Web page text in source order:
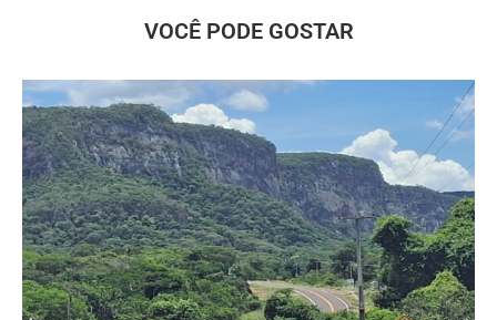
VOCÊ PODE GOSTAR